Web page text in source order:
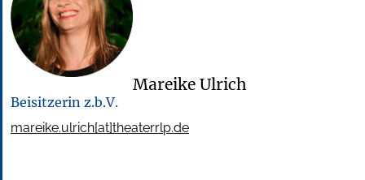
Mareike Ulrich
Beisitzerin z.b.V.
mareike.ulrich[at]theaterrlp.de